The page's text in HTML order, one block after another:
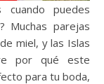
Muchas parejas
miel, y las Islas
por qué este
para tu boda,